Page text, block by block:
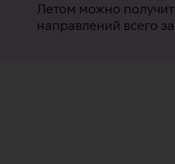
Летом можно
направлений всего